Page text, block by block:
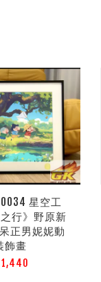
星空工
行》野原新
正男妮妮動
飾畫
1,440